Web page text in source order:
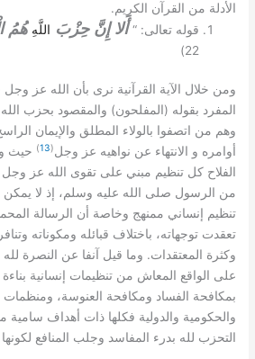
الأدلة من القرآن الكريم.
قوله تعالى: “ أَلا إِنَّ حِزْبَ اللَّهِ هُمُ
22)
ومن خلال الآية القرآنية نرى بأن الله عز وجل
المفرد بقوله ( المفلحون) والمقصود بحزب
وهم من اتصفوا بالولاء المطلق والإيمان
أوامره و الانتهاء عن نواهيه عز وجل(
13
) حيث
الفلاح كل تنظيم مبني على تقوى الله عز وجل
من الرسول صلى الله عليه وسلم، إذ لا يمكن
تنظيم إنساني ممنهج وخاصة أن الرسالة
تعقدت توجهاته، باختلاف قبائله ومكوناته
وكثرة المعتقدات. وما قيل آنفا عن النصرة
على الواقع المعاش من تنظيمات إنسانية بناءة
بمكافحة الفساد ومكافحة العنوسة، ومنظمات
والحكومية والدولية فكلها ذات أهداف
التحزب لله بدرء المفاسد وجلب المنافع